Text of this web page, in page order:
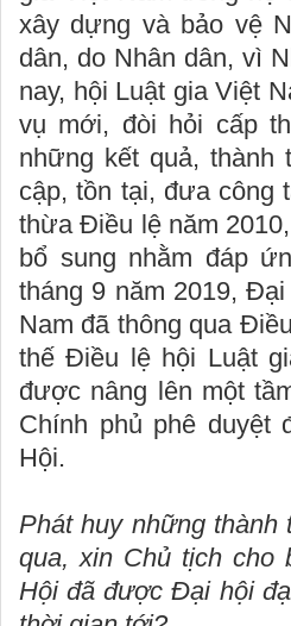
xây dựng và bảo vệ
dân, do Nhân dân, vì
nay, hội Luật gia Việt
vụ mới, đòi hỏi cấp
những kết quả,
cập, tồn tại, đưa công
thừa Điều lệ năm
bổ sung nhằm đáp
tháng 9 năm 2019,
Nam đã thông qua
thế Điều lệ hội Luật
được nâng lên một
Chính phủ phê duyệt
Hội.
Phát huy những
qua, xin Chủ tịch cho
Hội đã được Đại hội